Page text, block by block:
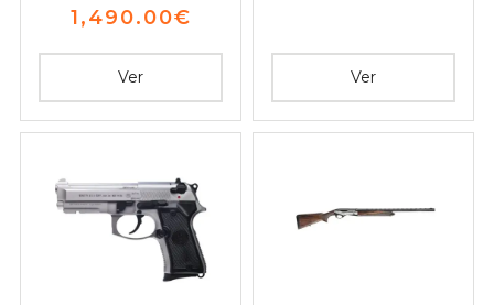
1,490.00€
Ver Ver